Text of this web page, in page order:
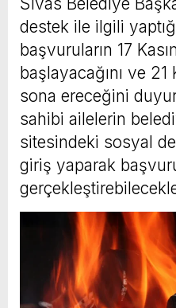
destek ile ilgili
başvuruların 17
başlayacağını ve
sona ereceğini
sahibi ailelerin
sitesindeki sosyal
giriş yaparak